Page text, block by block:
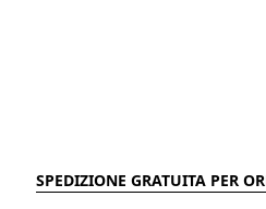
SPEDIZIONE GRATUITA PER